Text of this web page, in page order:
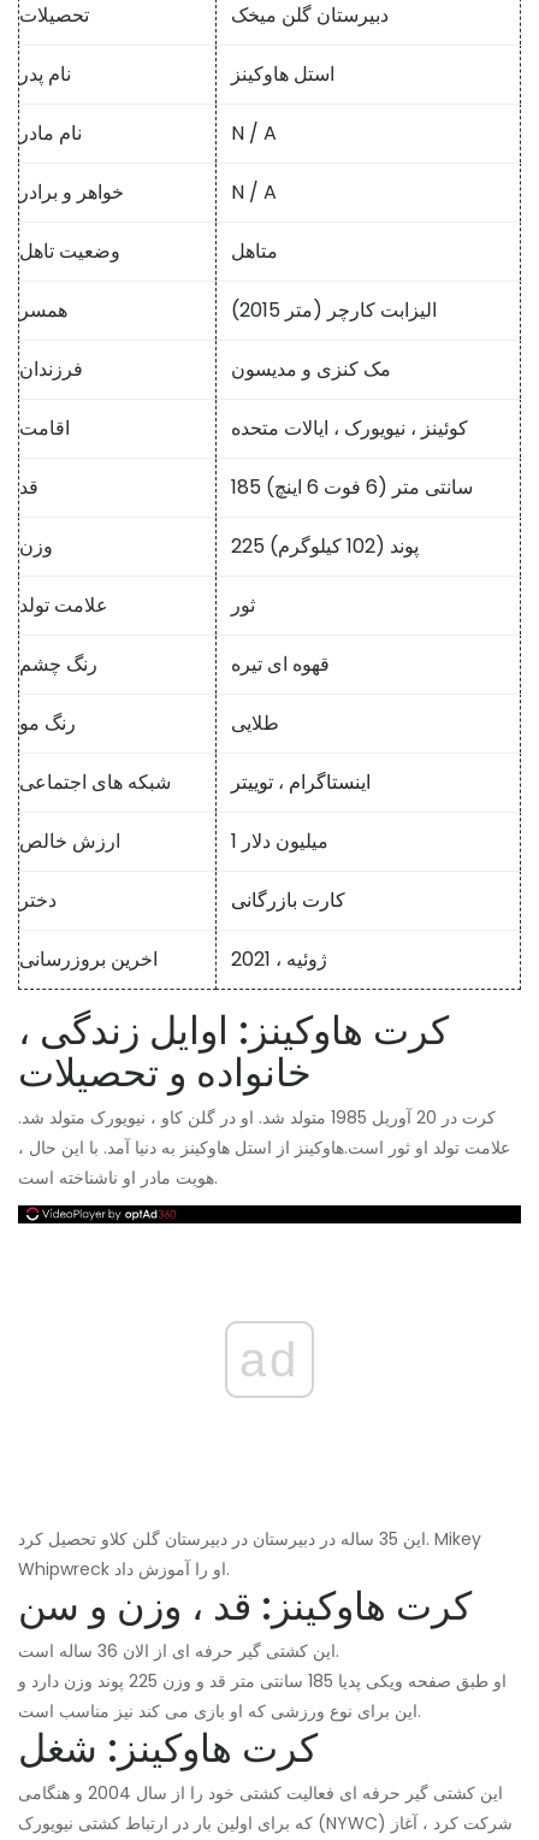
تحصیلات دبیرستان گلن میخک
نام پدر استل هاوکینز
نام مادر N / A
خواهر و برادر N / A
وضعیت تاهل متاهل
همسر الیزابت کارچر (متر 2015)
فرزندان مک کنزی و مدیسون
اقامت کوئینز ، نیویورک ، ایالات متحده
قد 185 سانتی متر (6 فوت 6 اینچ)
وزن 225 پوند (102 کیلوگرم)
علامت تولد ثور
رنگ چشم قهوه ای تیره
رنگ مو طلایی
شبکه های اجتماعی اینستاگرام ، توییتر
ارزش خالص 1 میلیون دلار
دختر کارت بازرگانی
اخرین بروزرسانی ژوئیه ، 2021
کرت هاوکینز: اوایل زندگی ،
خانواده و تحصیلات
کرت در 20 آوریل 1985 متولد شد. او در گلن کاو ، نیویورک متولد شد.
علامت تولد او ثور است.هاوکینز از استل هاوکینز به دنیا آمد. با این حال ،
هویت مادر او ناشناخته است.
ad
این 35 ساله در دبیرستان در دبیرستان گلن کلاو تحصیل کرد. Mikey
Whipwreck او را آموزش داد.
کرت هاوکینز: قد ، وزن و سن
این کشتی گیر حرفه ای از الان 36 ساله است.
او طبق صفحه ویکی پدیا 185 سانتی متر قد و وزن 225 پوند وزن دارد و
این برای نوع ورزشی که او بازی می کند نیز مناسب است.
کرت هاوکینز: شغل
این کشتی گیر حرفه ای فعالیت کشتی خود را از سال 2004 و هنگامی
که برای اولین بار در ارتباط کشتی نیویورک (NYWC) شرکت کرد ، آغاز